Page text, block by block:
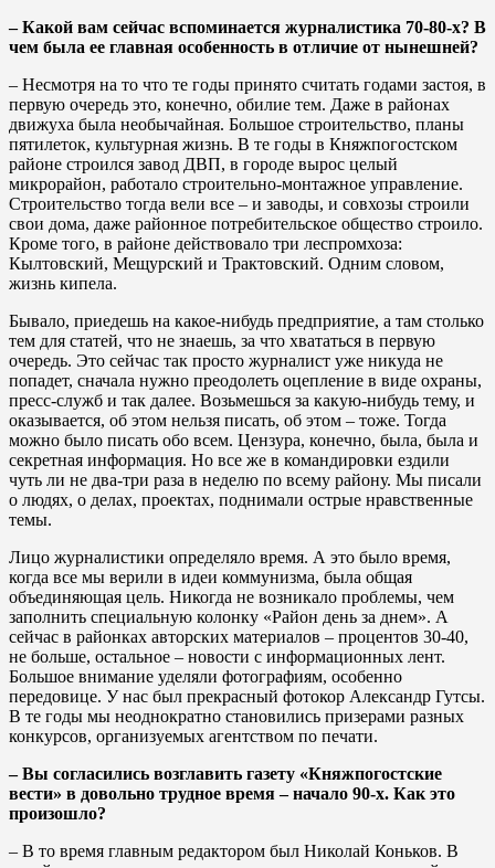
– Какой вам сейчас вспоминается журналистика 70-80-х? В
чем была ее главная особенность в отличие от нынешней?
– Несмотря на то что те годы принято считать годами застоя, в
первую очередь это, конечно, обилие тем. Даже в районах
движуха была необычайная. Большое строительство, планы
пятилеток, культурная жизнь. В те годы в Княжпогостском
районе строился завод ДВП, в городе вырос целый
микрорайон, работало строительно-монтажное управление.
Строительство тогда вели все – и заводы, и совхозы строили
свои дома, даже районное потребительское общество строило.
Кроме того, в районе действовало три леспромхоза:
Кылтовский, Мещурский и Трактовский. Одним словом,
жизнь кипела.
Бывало, приедешь на какое-нибудь предприятие, а там столько
тем для статей, что не знаешь, за что хвататься в первую
очередь. Это сейчас так просто журналист уже никуда не
попадет, сначала нужно преодолеть оцепление в виде охраны,
пресс-служб и так далее. Возьмешься за какую-нибудь тему, и
оказывается, об этом нельзя писать, об этом – тоже. Тогда
можно было писать обо всем. Цензура, конечно, была, была и
секретная информация. Но все же в командировки ездили
чуть ли не два-три раза в неделю по всему району. Мы писали
о людях, о делах, проектах, поднимали острые нравственные
темы.
Лицо журналистики определяло время. А это было время,
когда все мы верили в идеи коммунизма, была общая
объединяющая цель. Никогда не возникало проблемы, чем
заполнить специальную колонку «Район день за днем». А
сейчас в районках авторских материалов – процентов 30-40,
не больше, остальное – новости с информационных лент.
Большое внимание уделяли фотографиям, особенно
передовице. У нас был прекрасный фотокор Александр Гутсы.
В те годы мы неоднократно становились призерами разных
конкурсов, организуемых агентством по печати.
– Вы согласились возглавить газету «Княжпогостские
вести» в довольно трудное время – начало 90-х. Как это
произошло?
– В то время главным редактором был Николай Коньков. В